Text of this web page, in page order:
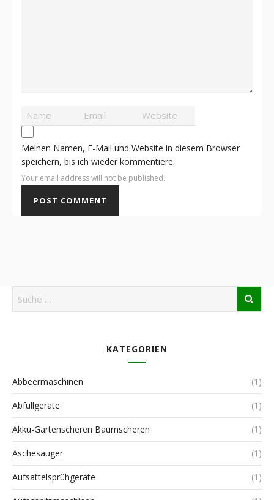
Meinen Namen, E-Mail und Website in diesem Browser
speichern, bis ich wieder kommentiere.
Your email address will not be published.
KATEGORIEN
Abbeermaschinen (1)
Abfüllgeräte (1)
Akku-Gartenscheren Baumscheren (1)
Aschesauger (1)
Aufsattelsprühgeräte (1)